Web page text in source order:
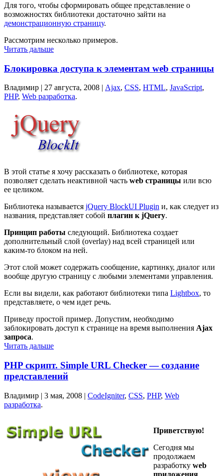
Для того, чтобы сформировать общее представление о
возможностях библиотеки достаточно зайти на
демонстрационную страницу.
Рассмотрим несколько примеров.
Читать дальше
Блокировка доступа к элементам web страницы
Владимир | 27 августа, 2008 | Ajax, CSS, HTML, JavaScript,
PHP, Web разработка.
В этой статье я хочу рассказать о библиотеке, которая
позволяет сделать неактивной часть web страницы или всю
ее целиком.
Библиотека называется jQuery BlockUI Plugin и, как следует из
названия, представляет собой плагин к jQuery.
Принцип работы следующий. Библиотека создает
дополнительный слой (overlay) над всей страницей или
каким-то блоком на ней.
Этот слой может содержать сообщение, картинку, диалог или
вообще другую страницу с любыми элементами управления.
Если вы видели, как работают библиотеки типа Lightbox, то
представляете, о чем идет речь.
Приведу простой пример. Допустим, необходимо
заблокировать доступ к странице на время выполнения Ajax
запроса.
Читать дальше
PHP скрипт. Simple URL Checker — создание
представлений
Владимир | 3 мая, 2008 | CodeIgniter, CSS, PHP, Web
разработка.
Приветствую!
Сегодня мы
продолжаем
разработку web
приложения